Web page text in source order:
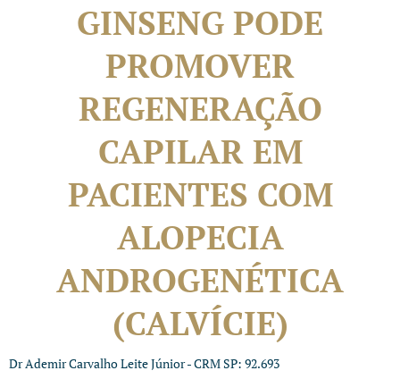
GINSENG PODE
PROMOVER
REGENERAÇÃO
CAPILAR EM
PACIENTES COM
ALOPECIA
ANDROGENÉTICA
(CALVÍCIE)
Dr Ademir Carvalho Leite Júnior - CRM SP: 92.693